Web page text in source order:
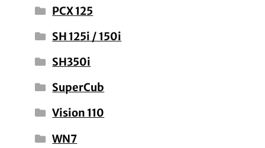
PCX 125
SH 125i / 150i
SH350i
SuperCub
Vision 110
WN7